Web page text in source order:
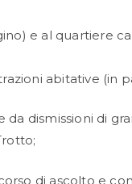
e al quartiere
abitative (in
da dismissioni di
di ascolto e